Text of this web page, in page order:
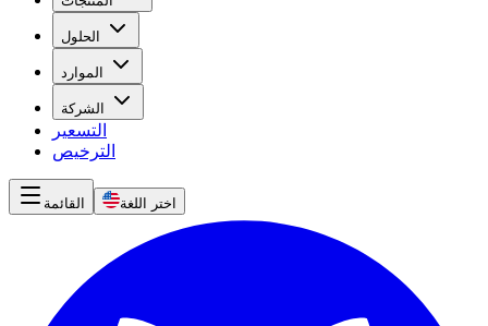
الحلول
الموارد
الشركة
التسعير
الترخيص
القائمة اختر اللغة